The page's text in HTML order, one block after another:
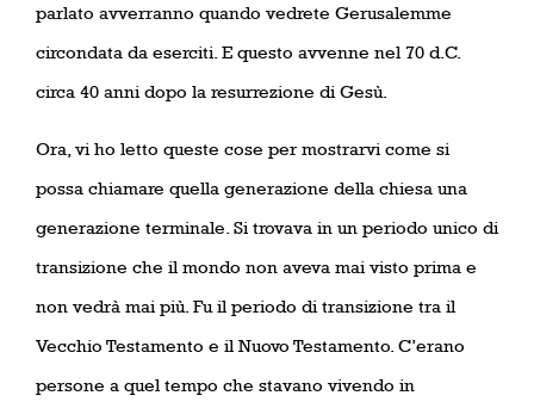
parlato avverranno quando vedrete Gerusalemme
circondata da eserciti. E questo avvenne nel 70 d.C.
circa 40 anni dopo la resurrezione di Gesù.
Ora, vi ho letto queste cose per mostrarvi come si
possa chiamare quella generazione della chiesa una
generazione terminale. Si trovava in un periodo unico di
transizione che il mondo non aveva mai visto prima e
non vedrà mai più. Fu il periodo di transizione tra il
Vecchio Testamento e il Nuovo Testamento. C’erano
persone a quel tempo che stavano vivendo in